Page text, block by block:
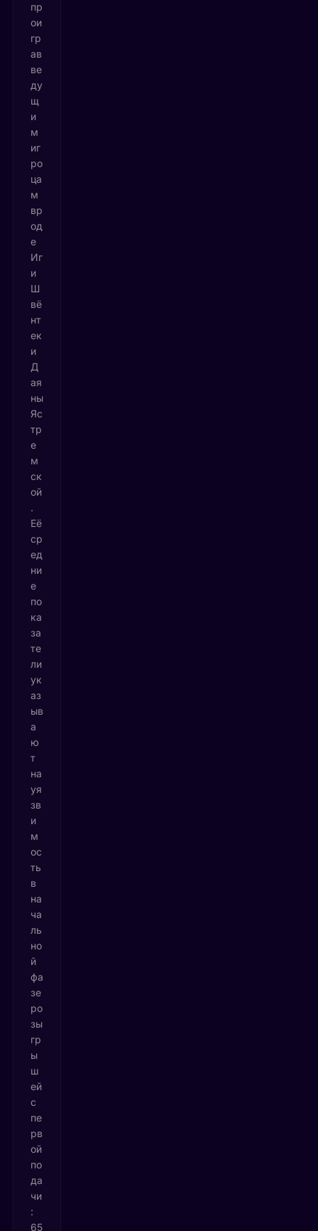
пр
ои
гр
ав
ве
ду
щ
и
м
иг
ро
ца
м
вр
од
е
Иг
и
Ш
вё
нт
ек
и
Д
ая
ны
Яс
тр
е
м
ск
ой
.
Её
ср
ед
ни
е
по
ка
за
те
ли
ук
аз
ыв
а
ю
т
на
уя
зв
и
м
ос
ть
в
на
ча
ль
но
й
фа
зе
ро
зы
гр
ы
ш
ей
с
пе
рв
ой
по
да
чи
:
65